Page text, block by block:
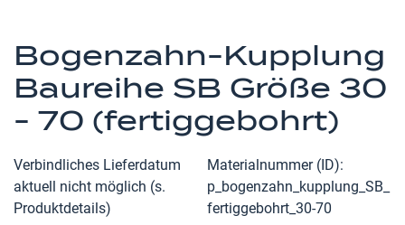
Bogenzahn-Kupplung
Baureihe SB Größe 30
- 70 (fertiggebohrt)
Verbindliches Lieferdatum
aktuell nicht möglich (s.
Produktdetails)
Materialnummer (ID)
p_bogenzahn_kupplung_SB_
fertiggebohrt_30-70
Anfang
der
Bildergalerie
springen